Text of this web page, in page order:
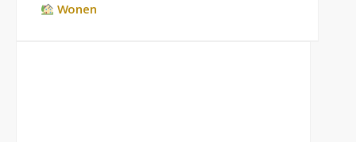
Wonen